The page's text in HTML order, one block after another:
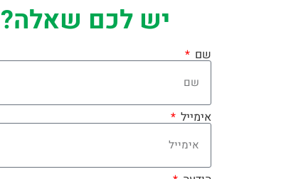
יש לכם שאלה?
שם
אימייל